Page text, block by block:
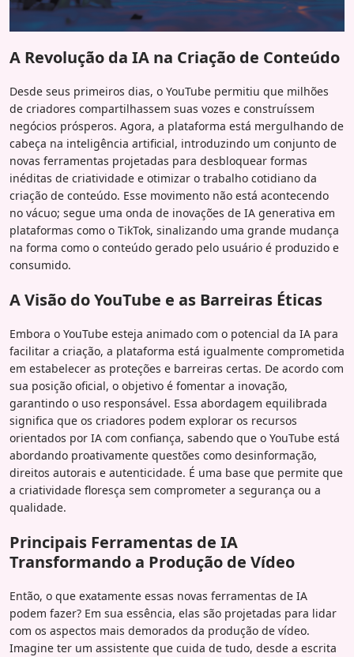
A Revolução da IA na Criação de Conteúdo
Desde seus primeiros dias, o YouTube permitiu que milhões
de criadores compartilhassem suas vozes e construíssem
negócios prósperos. Agora, a plataforma está mergulhando de
cabeça na inteligência artificial, introduzindo um conjunto de
novas ferramentas projetadas para desbloquear formas
inéditas de criatividade e otimizar o trabalho cotidiano da
criação de conteúdo. Esse movimento não está acontecendo
no vácuo; segue uma onda de inovações de IA generativa em
plataformas como o TikTok, sinalizando uma grande mudança
na forma como o conteúdo gerado pelo usuário é produzido e
consumido.
A Visão do YouTube e as Barreiras Éticas
Embora o YouTube esteja animado com o potencial da IA para
facilitar a criação, a plataforma está igualmente comprometida
em estabelecer as proteções e barreiras certas. De acordo com
sua posição oficial, o objetivo é fomentar a inovação,
garantindo o uso responsável. Essa abordagem equilibrada
significa que os criadores podem explorar os recursos
orientados por IA com confiança, sabendo que o YouTube está
abordando proativamente questões como desinformação,
direitos autorais e autenticidade. É uma base que permite que
a criatividade floresça sem comprometer a segurança ou a
qualidade.
Principais Ferramentas de IA
Transformando a Produção de Vídeo
Então, o que exatamente essas novas ferramentas de IA
podem fazer? Em sua essência, elas são projetadas para lidar
com os aspectos mais demorados da produção de vídeo.
Imagine ter um assistente que cuida de tudo, desde a escrita